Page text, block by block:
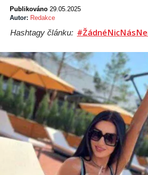
Publikováno 29.05.2025
Autor: Redakce
Hashtagy článku: